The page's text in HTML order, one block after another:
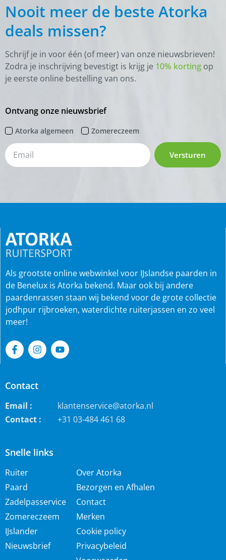
Nooit meer de beste Atorka
deals missen?
Schrijf je in voor één (of meer) van onze nieuwsbrieven!
Zodra je inschrijving bevestigt is krijg je 10% korting op
je eerste online bestelling van ons.
Ontvang onze nieuwsbrief
Atorka algemeen Zomereczeem
Versturen
Snelle links
Ruiter
Paard
Zadelpasservice
Zomereczeem
IJslander
Nieuwsbrief
Over Atorka
Bezorgen en Afhalen
Contact
Merken
Cookie policy
Privacybeleid
Als grootste online webwinkel voor IJslandse paarden in
de Benelux is Atorka bekend. Maar ook bij andere
paardenrassen staan wij bekend voor de grote collectie
jodhpur rijbroeken, waterdichte ruiterjassen en zo veel
meer!
Contact
Email :
klantenservice@atorka.nl
Contact :
+31 03-484 461 68